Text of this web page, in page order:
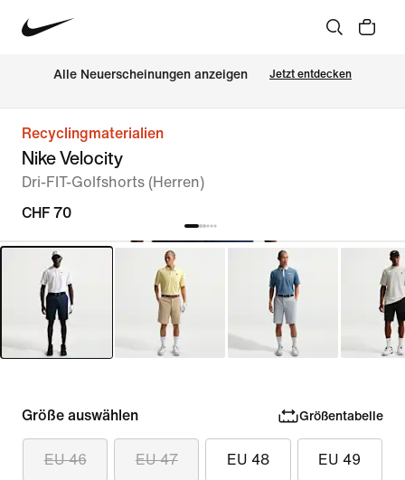
Alle Neuerscheinungen anzeigen Jetzt entdecken
Recyclingmaterialien
Nike Velocity
Dri-FIT-Golfshorts (Herren)
CHF 70
Größe auswählen Größentabelle
EU 46 EU 47 EU 48 EU 49